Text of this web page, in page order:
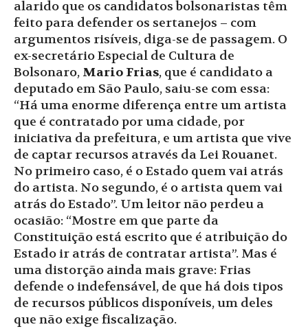
alarido que os candidatos bolsonaristas têm
feito para defender os sertanejos – com
argumentos risíveis, diga-se de passagem. O
ex-secretário Especial de Cultura de
Bolsonaro, Mario Frias, que é candidato a
deputado em São Paulo, saiu-se com essa:
“Há uma enorme diferença entre um artista
que é contratado por uma cidade, por
iniciativa da prefeitura, e um artista que vive
de captar recursos através da Lei Rouanet.
No primeiro caso, é o Estado quem vai atrás
do artista. No segundo, é o artista quem vai
atrás do Estado”. Um leitor não perdeu a
ocasião: “Mostre em que parte da
Constituição está escrito que é atribuição do
Estado ir atrás de contratar artista”. Mas é
uma distorção ainda mais grave: Frias
defende o indefensável, de que há dois tipos
de recursos públicos disponíveis, um deles
que não exige fiscalização.